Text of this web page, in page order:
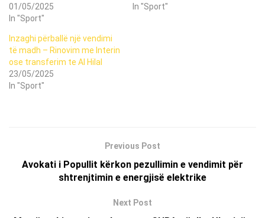
01/05/2025
In "Sport"
In "Sport"
Inzaghi përballë një vendimi
të madh – Rinovim me Interin
ose transferim te Al Hilal
23/05/2025
In "Sport"
Previous Post
Avokati i Popullit kërkon pezullimin e vendimit për
shtrenjtimin e energjisë elektrike
Next Post